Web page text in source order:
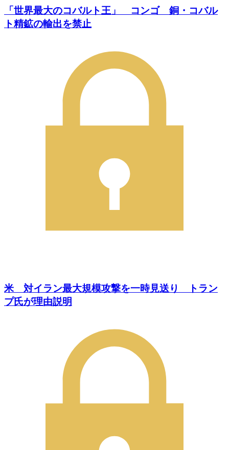
「世界最大のコバルト王」 コンゴ 銅・コバル
ト精鉱の輸出を禁止
米 対イラン最大規模攻撃を一時見送り トラン
プ氏が理由説明